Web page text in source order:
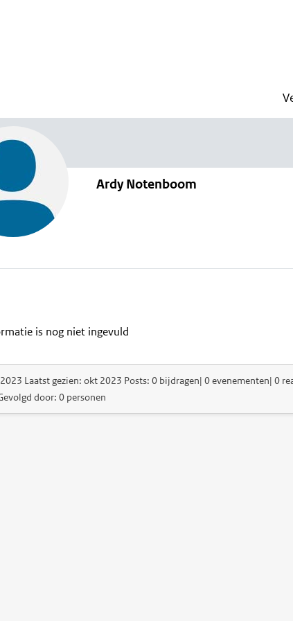
Ardy Notenboom
is nog niet ingevuld
Laatst gezien: okt 2023 Posts: 0 bijdragen| 0 evenementen| 0
door: 0 personen